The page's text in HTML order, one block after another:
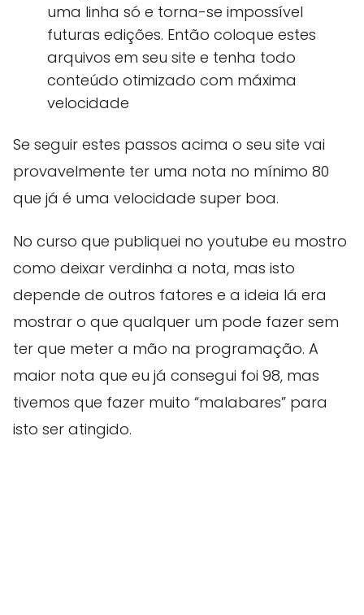
uma linha só e torna-se impossível
futuras edições. Então coloque estes
arquivos em seu site e tenha todo
conteúdo otimizado com máxima
velocidade
Se seguir estes passos acima o seu site vai
provavelmente ter uma nota no mínimo 80
que já é uma velocidade super boa.
No curso que publiquei no youtube eu mostro
como deixar verdinha a nota, mas isto
depende de outros fatores e a ideia lá era
mostrar o que qualquer um pode fazer sem
ter que meter a mão na programação. A
maior nota que eu já consegui foi 98, mas
tivemos que fazer muito “malabares” para
isto ser atingido.